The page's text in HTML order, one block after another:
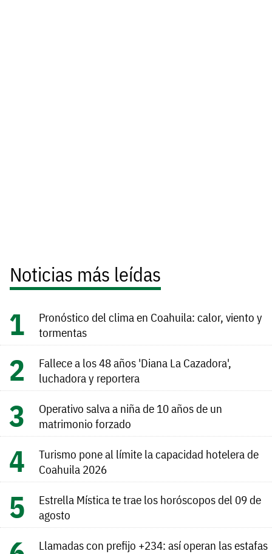
Noticias más leídas
Pronóstico del clima en Coahuila: calor, viento y
tormentas
Fallece a los 48 años 'Diana La Cazadora',
luchadora y reportera
Operativo salva a niña de 10 años de un
matrimonio forzado
Turismo pone al límite la capacidad hotelera de
Coahuila 2026
Estrella Mística te trae los horóscopos del 09 de
agosto
Llamadas con prefijo +234: así operan las estafas